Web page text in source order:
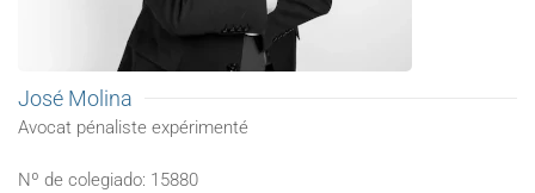
José Molina
Avocat pénaliste expérimenté
Nº de colegiado: 15880